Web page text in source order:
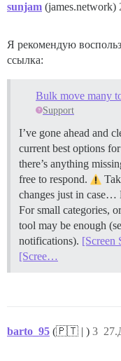
sunjam (james.network)
Я рекомендую
ссылка:
Bulk move many
Support
I’ve gone ahead and
current best options
there’s anything
free to respond.
changes just in case…
For small categories,
tool may be enough
notifications). [Screen
[Scree…
barto_95 (🇵🇹 | ) 3